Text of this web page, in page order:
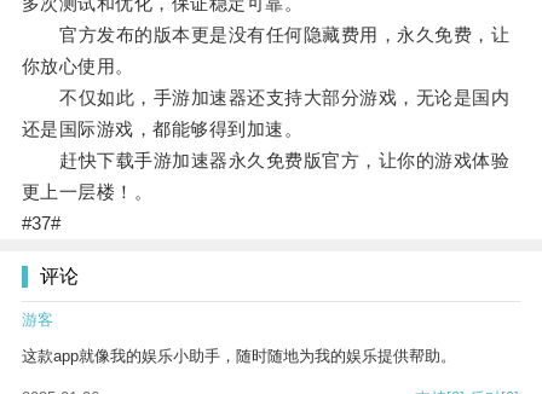
官方发布的版本更是没有任何隐藏费用，永久免费，让
你放心使用。
不仅如此，手游加速器还支持大部分游戏，无论是国内
还是国际游戏，都能够得到加速。
赶快下载手游加速器永久免费版官方，让你的游戏体验
更上一层楼！。
#37#
评论
游客
这款app就像我的娱乐小助手，随时随地为我的娱乐提供帮助。